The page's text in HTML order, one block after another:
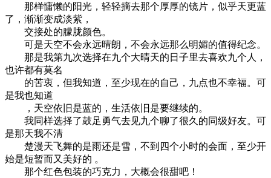
那样慵懒的阳光，轻轻摘去那个厚厚的镜片，似乎天更蓝
了，渐渐变成淡紫，
交接处的朦胧颜色。
可是天空不会永远晴朗，不会永远那么明媚的值得纪念。
那是我第九次选择在九个大晴天的日子里去喜欢九个人，
也许都有莫名
的苦衷，但我知道，至少现在的自己，九点也不幸福。可
是我也知道
，天空依旧是蓝的，生活依旧是要继续的。
我同样选择了鼓足勇气去见九个聊了很久的同级好友。可
是那天我不清
楚漫天飞舞的是雨还是雪，不到四个小时的会面，至少开
始是短暂而又美好的 。
那个红色包装的巧克力，大概会很甜吧！